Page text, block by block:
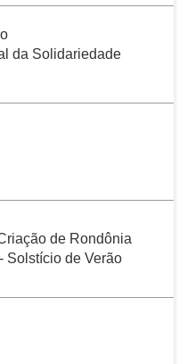
da Solidariedade
de Rondônia
Solstício de Verão